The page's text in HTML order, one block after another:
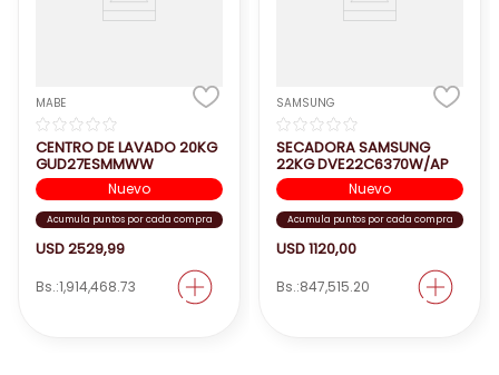
☆☆☆☆☆
MABE
CENTRO DE LAVADO 20KG
GUD27ESMMWW
Nuevo
Acumula puntos por cada compra
USD2529,99
Bs.:1,914,468.73
☆☆☆☆☆
SAMSUNG
SECADORA SAMSUNG
22KG DVE22C6370W/AP
Nuevo
Acumula puntos por cada compra
USD1120,00
Bs.:847,515.20